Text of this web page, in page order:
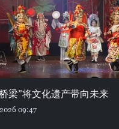
梁”将文化遗产带向未来
09:47